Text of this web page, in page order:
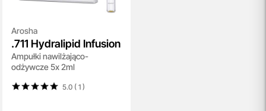
Arosha
.711 Hydralipid Infusion
Ampułki nawilżająco-
odżywcze 5x 2ml
5.0 ( 1)